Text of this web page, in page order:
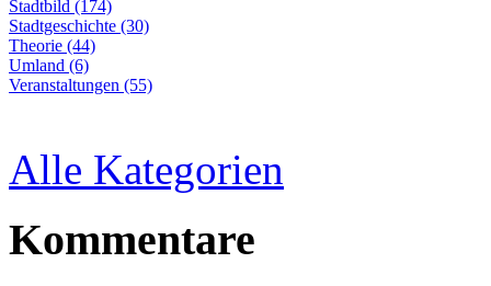
Stadtbild (174)
Stadtgeschichte (30)
Theorie (44)
Umland (6)
Veranstaltungen (55)
Alle Kategorien
Kommentare